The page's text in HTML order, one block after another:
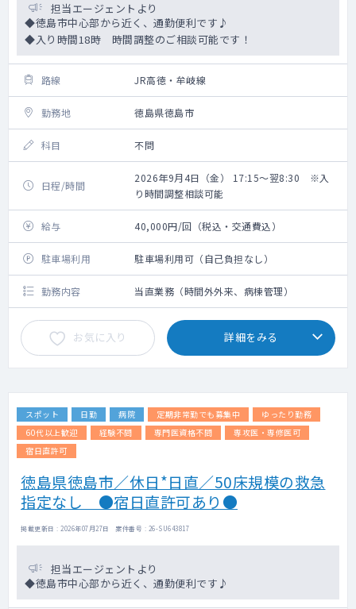
担当エージェントより
◆徳島市中心部から近く、通勤便利です♪
◆入り時間18時 時間調整のご相談可能です！
路線 JR高徳・牟岐線
勤務地 徳島県徳島市
科目 不問
日程/時間
2026年9月4日（金） 17:15～翌8:30 ※入
り時間調整相談可能
給与 40,000円/回（税込・交通費込）
駐車場利用 駐車場利用可（自己負担なし）
勤務内容 当直業務（時間外外来、病棟管理）
お気に入り 詳細をみる
スポット 日勤 病院 定期非常勤でも募集中
ゆったり勤務
60代以上歓迎
経験不問 専門医資格不問
専攻医・専修医可
宿日直許可
徳島県徳島市／休日*日直／50床規模の救急
指定なし ●宿日直許可あり●
掲載更新日 : 2026年07月27日 案件番号 : 26-SU643817
担当エージェントより
◆徳島市中心部から近く、通勤便利です♪